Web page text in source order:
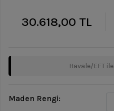
30.618,00 TL
Havale/EFT ile
Maden Rengi: